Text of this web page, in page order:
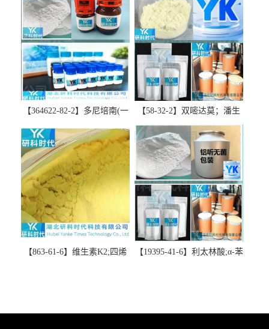
【364622-82-2】多尼培南(一
精品科研试剂-湖北研科时代
科技-“研”无止境;“科”学创
新！支持三方验证；支持定
制；检测图谱；MSDS等技术
支持！
【58-32-2】双嘧达莫；潘生
丁-精品科研试剂-湖北研科时
代科技-“研”无止境;“科”学创
新！支持三方验证；支持定
制；检测图谱；MSDS等技术
支持！
【863-61-6】维生素K2;四烯
方验证 -业务咨询联系-王菲
【19395-41-6】利太林酸;α-苯
持三方验证；支持定制；检